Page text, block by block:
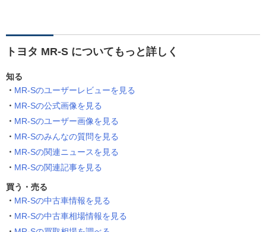
トヨタ MR-S についてもっと詳しく
知る
MR-Sのユーザーレビューを見る
MR-Sの公式画像を見る
MR-Sのユーザー画像を見る
MR-Sのみんなの質問を見る
MR-Sの関連ニュースを見る
MR-Sの関連記事を見る
買う・売る
MR-Sの中古車情報を見る
MR-Sの中古車相場情報を見る